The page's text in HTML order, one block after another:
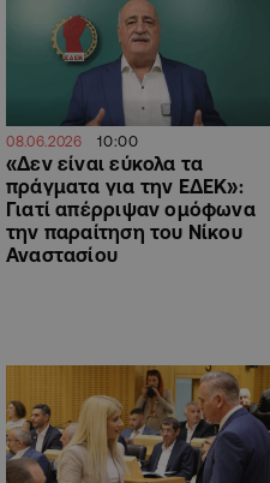
08.06.2026 10:00
«Δεν είναι εύκολα τα
πράγματα για την ΕΔΕΚ»:
Γιατί απέρριψαν ομόφωνα
την παραίτηση του Νίκου
Αναστασίου